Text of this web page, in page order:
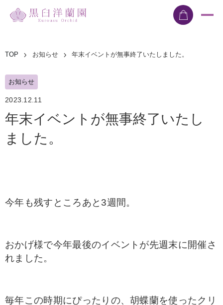
TOP お知らせ 年末イベントが無事終了いたしました。
お知らせ
2023.12.11
年末イベントが無事終了いたし
ました。
今年も残すところあと3週間。
おかげ様で今年最後のイベントが先週末に開催さ
れました。
毎年この時期にぴったりの、胡蝶蘭を使ったクリ